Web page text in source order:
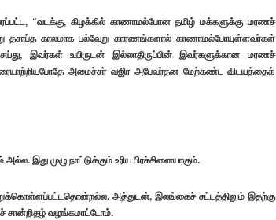
“வடக்கு, கிழக்கில் காணாமல்போன தமிழ் மக்களுக்கு மரணச்
தசாப்த காலமாக பல்வேறு காரணங்களால் காணாமல்போயுள்ளவர்கள்
இவர்கள் உயிருடன் இல்லாதிருப்பின் இவர்களுக்கான மரணச்
அமைச்சர் வஜிர அபேவர்தன மேற்கண்ட விடயத்தைக்
இது முழு நாட்டுக்கும் உரிய பிரச்சினையாகும்.
அத்துடன், இலங்கைச் சட்டத்திலும் இதற்கு
சான்றிதழ் வழங்கமாட்டோம்.